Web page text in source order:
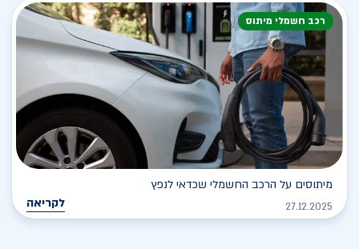
רכב חשמלי מיתוס
מיתוסים על הרכב החשמלי שכדאי לנפץ
27.12.2025 לקריאה